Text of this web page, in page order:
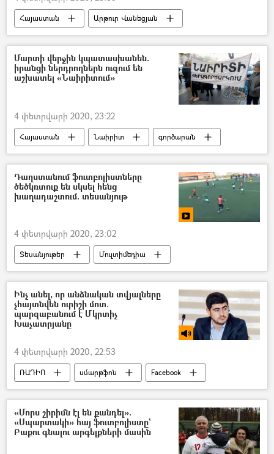
Հայաստան
Արթուր Վանեցյան
ԶԼՄ
Մարտի վերջին կպատասխանեն.
իրանցի ներդրողներն ուզում են
աշխատել «Նաիրիտում»
4 փետրվարի 2020, 23:22
Հայաստան Նաիրիտ գործարան
Դաղստանում ֆուտբոլիստները
ծեծկռտուք են սկսել հենց
խաղադաշտում. տեսանյութ
4 փետրվարի 2020, 23:02
Տեսանյութեր
Մուլտիմեդիա
ֆուտբոլ
տեսանյութ
ծեծ
Ծեծկռտուք
Ինչ անել, որ անձնական տվյալները
չհայտնվեն ուրիշի մոտ.
պարզաբանում է Մկրտիչ
Խաչատրյանը
4 փետրվարի 2020, 22:53
ՌԱԴԻՈ սմարթֆոն Facebook
«Մորս շիրիմն էլ են քանդել».
«Սպարտակի» հայ ֆուտբոլիստը`
Բաքու գնալու արգելքների մասին